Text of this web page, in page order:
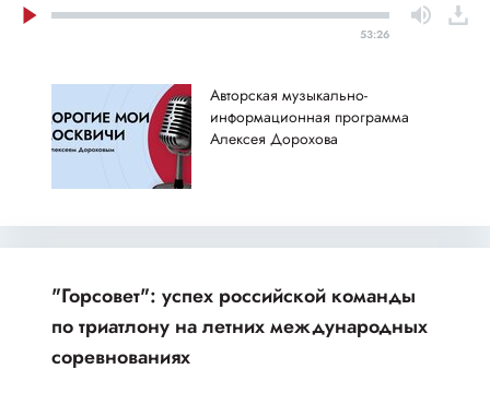
53:26
Авторская музыкально-
информационная программа
Алексея Дорохова
"Горсовет": успех российской команды
по триатлону на летних международных
соревнованиях